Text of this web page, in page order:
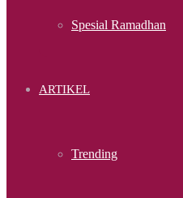
Spesial Ramadhan
ARTIKEL
Trending